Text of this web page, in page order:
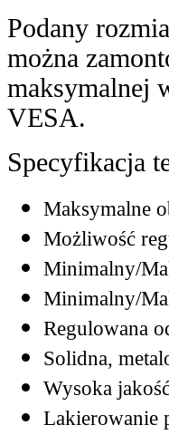
Podany
można
maksymalnej
VESA.
Specyfikacja
Maksymalne
Możliwość
Minimalny/
Minimalny/
Regulowana
Solidna,
Wysoka
Lakierowanie